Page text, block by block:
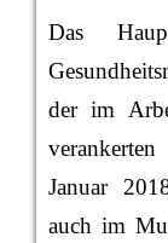
Das
der im
Januar
auch im